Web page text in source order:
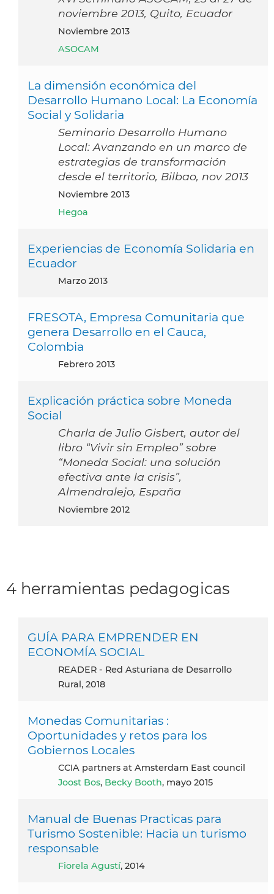
noviembre 2013, Quito, Ecuador
noviembre 2013
ASOCAM
La dimensión económica del
Desarrollo Humano Local: La Economía
Social y Solidaria
Seminario Desarrollo Humano
Local: Avanzando en un marco de
estrategias de transformación
desde el territorio, Bilbao, nov 2013
noviembre 2013
Hegoa
Experiencias de Economía Solidaria en
Ecuador
marzo 2013
FRESOTA, Empresa Comunitaria que
genera Desarrollo en el Cauca,
Colombia
febrero 2013
Explicación práctica sobre Moneda
Social
Charla de Julio Gisbert, autor del
libro “Vivir sin Empleo” sobre
“Moneda Social: una solución
efectiva ante la crisis”,
Almendralejo, España
noviembre 2012
4 herramientas pedagogicas
GUÍA PARA EMPRENDER EN
ECONOMÍA SOCIAL
READER - Red Asturiana de Desarrollo
Rural, 2018
Monedas Comunitarias :
Oportunidades y retos para los
Gobiernos Locales
CCIA partners at Amsterdam East council
Joost Bos, Becky Booth, mayo 2015
Manual de Buenas Practicas para
Turismo Sostenible: Hacia un turismo
responsable
Fiorela Agustí, 2014